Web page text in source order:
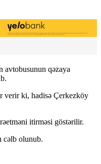
avtobusunun qəzaya
verir ki, hadisə Çerkezköy
itirməsi göstərilir.
cəlb olunub.